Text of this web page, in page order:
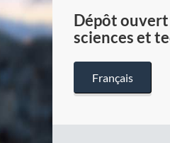
Dépôt ouvert
sciences et
Français